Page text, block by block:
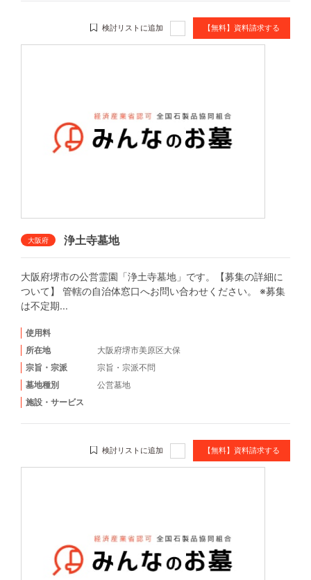
検討リストに追加 【無料】資料請求する
大阪府 浄土寺墓地
大阪府堺市の公営霊園「浄土寺墓地」です。【募集の詳細に
ついて】 管轄の自治体窓口へお問い合わせください。 ※募集
は不定期...
使用料
所在地
大阪府堺市美原区大保
宗旨・宗派
宗旨・宗派不問
墓地種別
公営墓地
施設・サービス
検討リストに追加 【無料】資料請求する